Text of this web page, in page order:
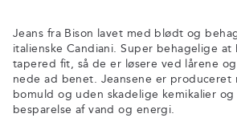
Jeans fra Bison lavet med blødt og
italienske Candiani. Super behagelige at
tapered fit, så de er løsere ved lårene
nede ad benet. Jeansene er produceret
bomuld og uden skadelige kemikalier
besparelse af vand og energi.